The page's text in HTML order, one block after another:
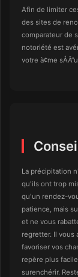
Afin de limiter
des sites de
comparateur de
notoriété est
votre à¢me
La précipitation
qu'ils ont trop
qu'un rendez-
patience, mais
et ne vous
regretter. Il vous
favoriser vos
repère plus
surenchérir.